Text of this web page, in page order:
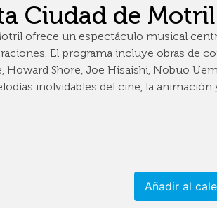
Ciudad de Motril
ofrece un espectáculo musical
El programa incluye obras de
Howard Shore, Joe Hisaishi, Nobuo
inolvidables del cine, la animación
Añadir al